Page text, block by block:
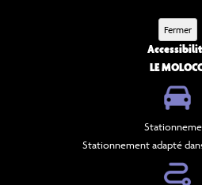
Fermer
LE
Stationnement adapté